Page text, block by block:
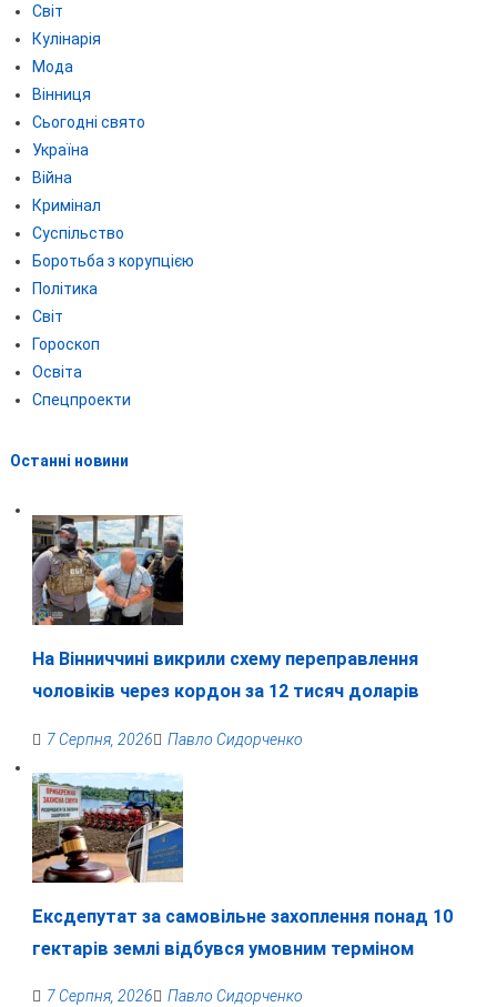
Світ
Кулінарія
Мода
Вінниця
Сьогодні свято
Україна
Війна
Кримінал
Суспільство
Боротьба з корупцією
Політика
Світ
Гороскоп
Освіта
Спецпроекти
Останні новини
На Вінниччині викрили схему переправлення
чоловіків через кордон за 12 тисяч доларів
7 Серпня, 2026 Павло Сидорченко
Ексдепутат за самовільне захоплення понад 10
гектарів землі відбувся умовним терміном
7 Серпня, 2026 Павло Сидорченко